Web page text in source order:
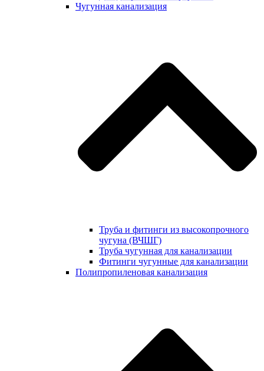
Чугунная канализация
Труба и фитинги из высокопрочного
чугуна (ВЧШГ)
Труба чугунная для канализации
Фитинги чугунные для канализации
Полипропиленовая канализация